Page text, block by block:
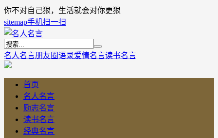
你不对自己狠，生活就会对你更狠
sitemap手机扫一扫
名人名言朋友圈语录爱情名言读书名言
首页
名人名言
励志名言
读书名言
经典名言